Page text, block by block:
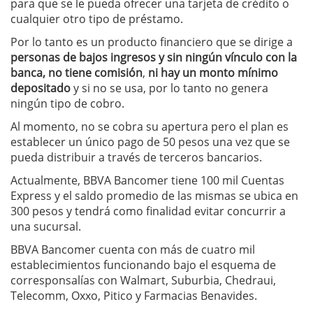
para que se le pueda ofrecer una tarjeta de crédito o
cualquier otro tipo de préstamo.
Por lo tanto es un producto financiero que se dirige a
personas de bajos ingresos y sin ningún vínculo con la
banca, no tiene comisión, ni hay un monto mínimo
depositadoy si no se usa, por lo tanto no genera
ningún tipo de cobro.
Al momento, no se cobra su apertura pero el plan es
establecer un único pago de 50 pesos una vez que se
pueda distribuir a través de terceros bancarios.
Actualmente, BBVA Bancomer tiene 100 mil Cuentas
Express y el saldo promedio de las mismas se ubica en
300 pesos y tendrá como finalidad evitar concurrir a
una sucursal.
BBVA Bancomer cuenta con más de cuatro mil
establecimientos funcionando bajo el esquema de
corresponsalías con Walmart, Suburbia, Chedraui,
Telecomm, Oxxo, Pitico y Farmacias Benavides.